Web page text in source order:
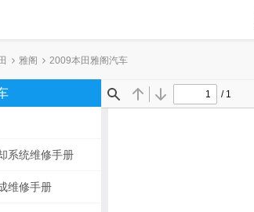
雅阁 2009本田雅阁汽车
系统维修手册
维修手册